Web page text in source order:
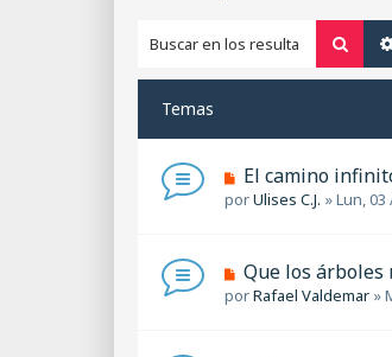
Temas
N
u
m
e
El camino
porUlises C.J. »Lun, 03
N
u
Que los árboles
porRafael Valdemar »